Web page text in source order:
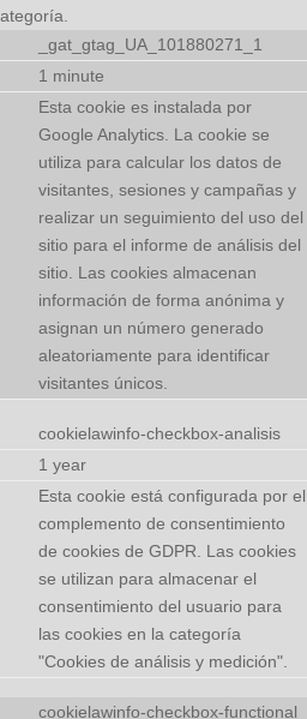
_gat_gtag_UA_101880271_1
1 minute
Esta cookie es instalada por
Google Analytics. La cookie se
utiliza para calcular los datos de
visitantes, sesiones y campañas y
realizar un seguimiento del uso del
sitio para el informe de análisis del
sitio. Las cookies almacenan
información de forma anónima y
asignan un número generado
aleatoriamente para identificar
visitantes únicos.
cookielawinfo-checkbox-analisis
1 year
Esta cookie está configurada por el
complemento de consentimiento
de cookies de GDPR. Las cookies
se utilizan para almacenar el
consentimiento del usuario para
las cookies en la categoría
"Cookies de análisis y medición".
cookielawinfo-checkbox-functional